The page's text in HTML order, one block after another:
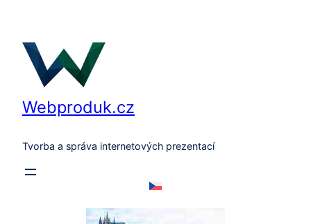
obsah
Webproduk.cz
Tvorba a správa internetových prezentací